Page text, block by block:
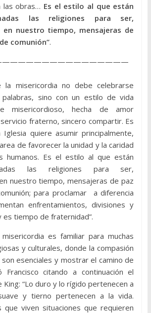
las obras… Es el estilo al que están
las religiones para ser,
en nuestro tiempo, mensajeras de
comunión”.
la misericordia no debe celebrarse
palabras, sino con un estilo de vida
misericordioso, hecha de amor
fraterno, sincero compartir. Es
quiere asumir principalmente,
de favorecer la unidad y la caridad
humanos. Es el estilo al que están
las religiones para ser,
nuestro tiempo, mensajeras de paz
para proclamar a diferencia
enfrentamientos, divisiones y
es tiempo de fraternidad”.
es familiar para muchas
y culturales, donde la compasión
son esenciales y mostrar el camino de
Francisco citando a continuación el
King: “Lo duro y lo rígido pertenecen a
y tierno pertenecen a la vida.
que viven situaciones que requieren